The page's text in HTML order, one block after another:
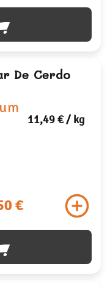
De Cerdo
11,49 €/ kg
€